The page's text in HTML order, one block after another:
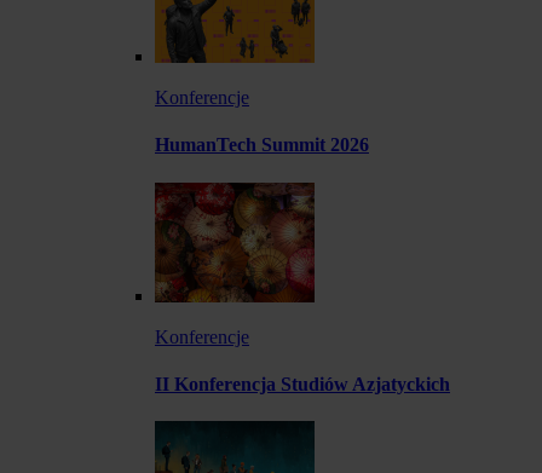
Konferencje
HumanTech Summit 2026
Konferencje
II Konferencja Studiów Azjatyckich